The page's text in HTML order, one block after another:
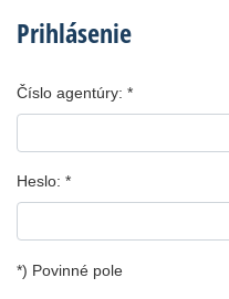
Prihlásenie
Číslo agentúry:
Heslo:
*) Povinné pole